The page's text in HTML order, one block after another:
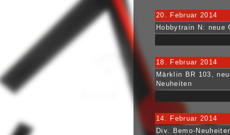
20. Februar 2014
Hobbytrain N: neue
18. Februar 2014
Märklin BR 103,
Neuheiten
14. Februar 2014
Div. Bemo-